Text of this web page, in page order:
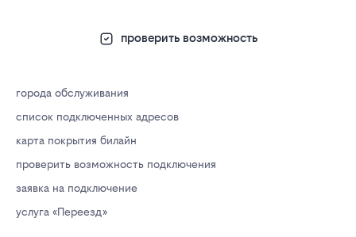
проверить возможность
города обслуживания
список подключенных адресов
карта покрытия билайн
проверить возможность подключения
заявка на подключение
услуга «Переезд»